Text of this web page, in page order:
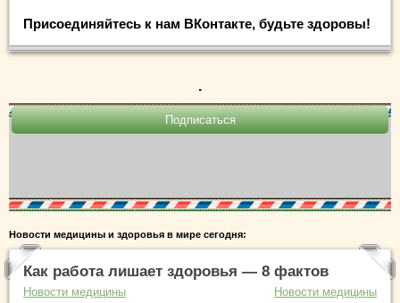
Присоединяйтесь к нам ВКонтакте, будьте здоровы!
.
Новости медицины и здоровья в мире сегодня:
Как работа лишает здоровья — 8 фактов
Новости медицины Новости медицины